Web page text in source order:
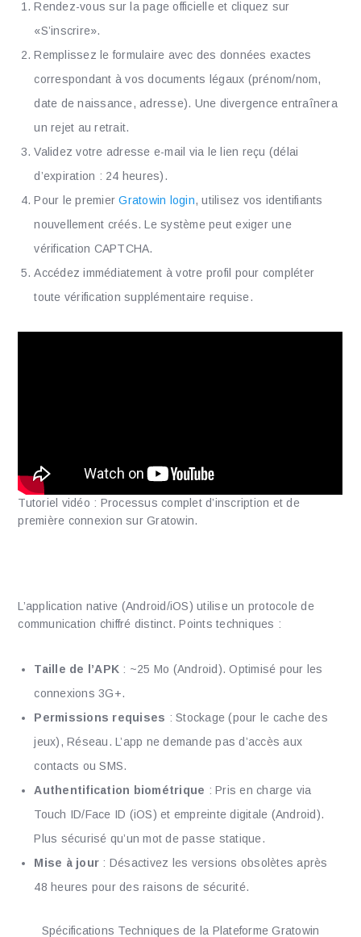
Rendez-vous sur la page officielle et cliquez sur
«S’inscrire».
Remplissez le formulaire avec des données exactes
correspondant à vos documents légaux (prénom/nom,
date de naissance, adresse). Une divergence entraînera
un rejet au retrait.
Validez votre adresse e-mail via le lien reçu (délai
d’expiration : 24 heures).
Pour le premierGratowin login, utilisez vos identifiants
nouvellement créés. Le système peut exiger une
vérification CAPTCHA.
Accédez immédiatement à votre profil pour compléter
toute vérification supplémentaire requise.
Tutoriel vidéo : Processus complet d’inscription et de
première connexion sur Gratowin.
L’application native (Android/iOS) utilise un protocole de
communication chiffré distinct. Points techniques :
Taille de l’APK : ~25 Mo (Android). Optimisé pour les
connexions 3G+.
Permissions requises : Stockage (pour le cache des
jeux), Réseau. L’app ne demande pas d’accès aux
contacts ou SMS.
Authentification biométrique : Pris en charge via
Touch ID/Face ID (iOS) et empreinte digitale (Android).
Plus sécurisé qu’un mot de passe statique.
Mise à jour : Désactivez les versions obsolètes après
48 heures pour des raisons de sécurité.
Spécifications Techniques de la Plateforme Gratowin